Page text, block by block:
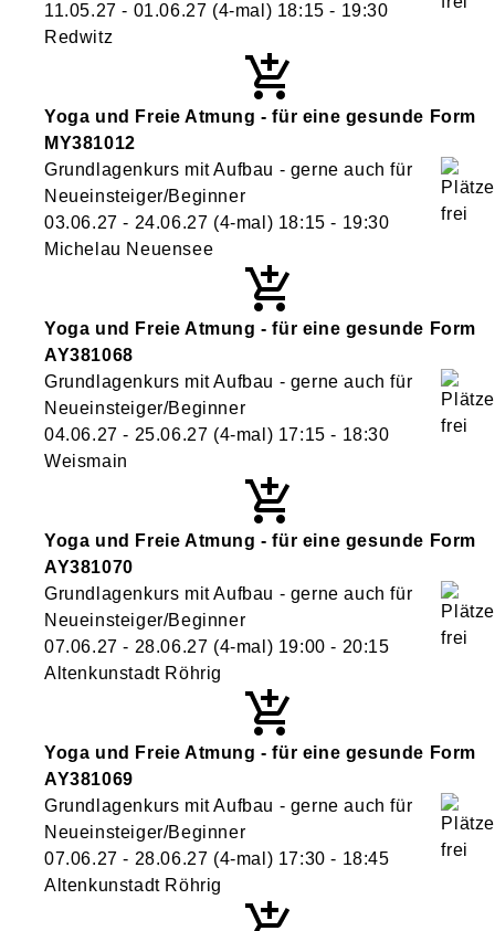
11.05.27 - 01.06.27 (4-mal) 18:15 - 19:30
Redwitz
Yoga und Freie Atmung - für eine gesunde Form
MY381012
Grundlagenkurs mit Aufbau - gerne auch für
Neueinsteiger/Beginner
03.06.27 - 24.06.27 (4-mal) 18:15 - 19:30
Michelau Neuensee
Yoga und Freie Atmung - für eine gesunde Form
AY381068
Grundlagenkurs mit Aufbau - gerne auch für
Neueinsteiger/Beginner
04.06.27 - 25.06.27 (4-mal) 17:15 - 18:30
Weismain
Yoga und Freie Atmung - für eine gesunde Form
AY381070
Grundlagenkurs mit Aufbau - gerne auch für
Neueinsteiger/Beginner
07.06.27 - 28.06.27 (4-mal) 19:00 - 20:15
Altenkunstadt Röhrig
Yoga und Freie Atmung - für eine gesunde Form
AY381069
Grundlagenkurs mit Aufbau - gerne auch für
Neueinsteiger/Beginner
07.06.27 - 28.06.27 (4-mal) 17:30 - 18:45
Altenkunstadt Röhrig